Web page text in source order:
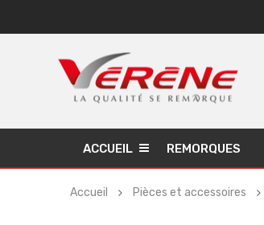
ACCUEIL REMORQUES
Accueil Pièces et accessoires